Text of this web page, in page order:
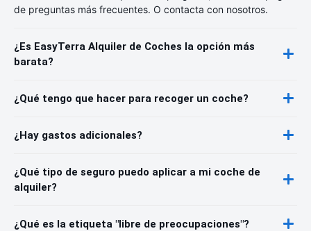
de preguntas más frecuentes. O contacta con nosotros.
¿Es EasyTerra Alquiler de Coches la opción más
barata?
¿Qué tengo que hacer para recoger un coche?
¿Hay gastos adicionales?
¿Qué tipo de seguro puedo aplicar a mi coche de
alquiler?
¿Qué es la etiqueta "libre de preocupaciones"?